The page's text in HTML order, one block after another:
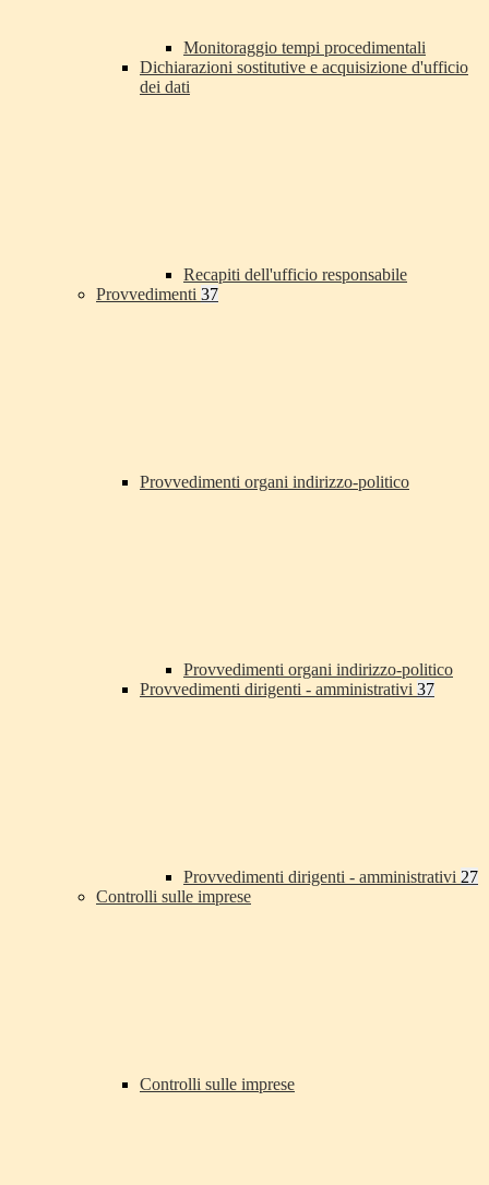
Monitoraggio tempi procedimentali
Dichiarazioni sostitutive e acquisizione d'ufficio
dei dati
Recapiti dell'ufficio responsabile
Provvedimenti 37
Provvedimenti organi indirizzo-politico
Provvedimenti organi indirizzo-politico
Provvedimenti dirigenti - amministrativi 37
Provvedimenti dirigenti - amministrativi 27
Controlli sulle imprese
Controlli sulle imprese